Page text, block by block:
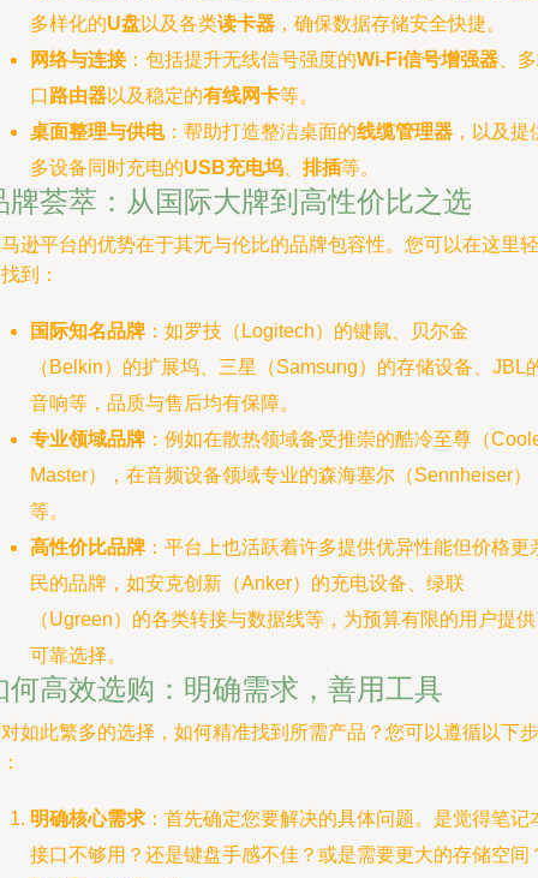
多样化的U盘以及各类读卡器 ，确保数据存储安全快捷。
网络与连接：包括提升无线信号强度的Wi-Fi信号增强器 、
口路由器以及稳定的有线网卡等。
桌面整理与供电：帮助打造整洁桌面的线缆管理器 ，以及提
多设备同时充电的USB充电坞 排插等。
牌荟萃：从国际大牌到高性价比之选
逊平台的优势在于其无与伦比的品牌包容性。您可以在这里轻
到：
国际知名品牌 ：如罗技（Logitech）的键鼠、贝尔金
（Belkin）的扩展坞、三星（Samsung）的存储设备、JBL
音响等，品质与售后均有保障。
专业领域品牌 ：例如在散热领域备受推崇的酷冷至尊（
Master），在音频设备领域专业的森海塞尔（Sennheiser）
等。
高性价比品牌 ：平台上也活跃着许多提供优异性能但价格更
民的品牌，如安克创新（Anker）的充电设备、绿联
（Ugreen）的各类转接与数据线等，为预算有限的用户提
可靠选择。
何高效选购：明确需求，善用工具
如此繁多的选择，如何精准找到所需产品？您可以遵循以下步
明确核心需求 ：首先确定您要解决的具体问题。是觉得笔记
接口不够用？还是键盘手感不佳？或是需要更大的存储空间